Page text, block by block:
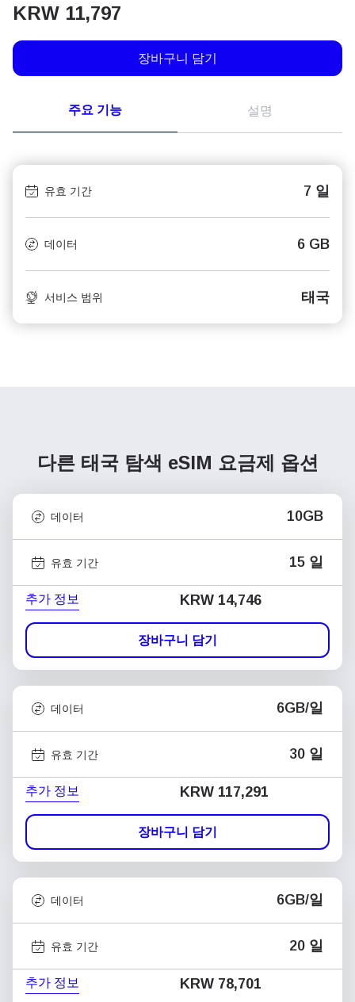
KRW 11,797
장바구니 담기
주요 기능 설명
유효 기간 7 일
데이터 6 GB
서비스 범위 태국
다른 태국 탐색 eSIM 요금제 옵션
데이터 10GB
유효 기간 15 일
추가 정보 KRW 14,746
장바구니 담기
데이터 6GB/일
유효 기간 30 일
추가 정보 KRW 117,291
장바구니 담기
데이터 6GB/일
유효 기간 20 일
추가 정보 KRW 78,701